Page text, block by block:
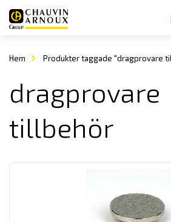
Hem Produkter taggade "dragprovare
dragprovare
tillbehör